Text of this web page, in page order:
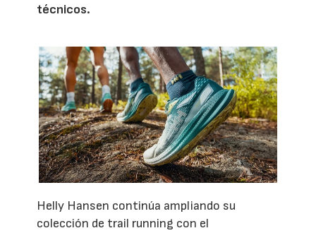
técnicos.
Helly Hansen continúa ampliando su
colección de trail running con el